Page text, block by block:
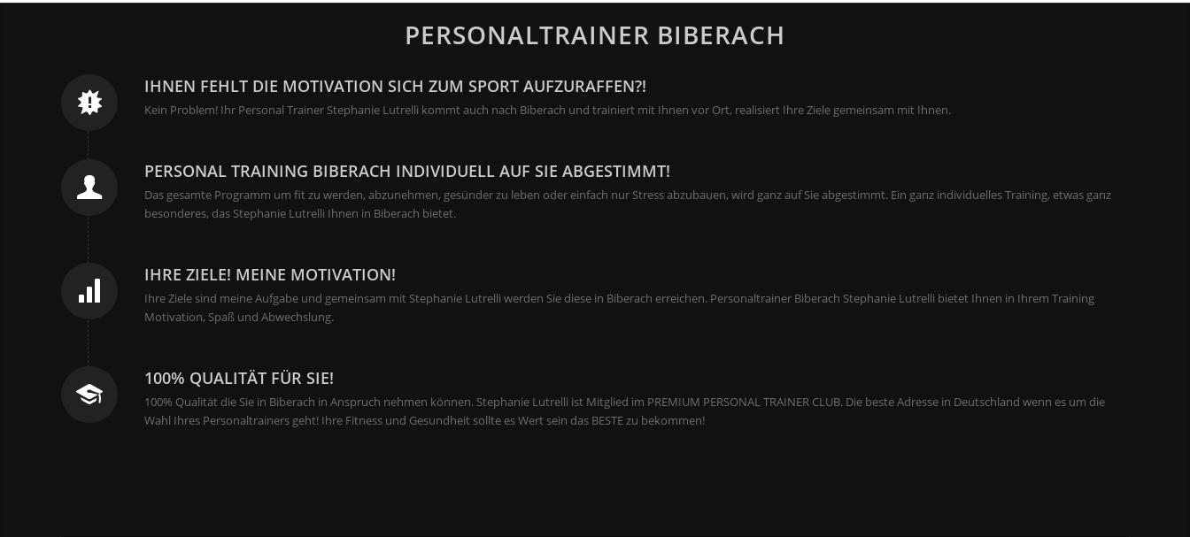
PERSONALTRAINER BIBERACH
IHNEN FEHLT DIE MOTIVATION SICH ZUM SPORT AUFZURAFFEN?!
Kein Problem! Ihr Personal Trainer Stephanie Lutrelli kommt auch nach Biberach und trainiert mit Ihnen vor Ort, realisiert Ihre Ziele gemeinsam mit Ihnen.
PERSONAL TRAINING BIBERACH INDIVIDUELL AUF SIE ABGESTIMMT!
Das gesamte Programm um fit zu werden, abzunehmen, gesünder zu leben oder einfach nur Stress abzubauen, wird ganz auf Sie abgestimmt. Ein ganz individuelles Training, etwas ganz
besonderes, das Stephanie Lutrelli Ihnen in Biberach bietet.
IHRE ZIELE! MEINE MOTIVATION!
Ihre Ziele sind meine Aufgabe und gemeinsam mit Stephanie Lutrelli werden Sie diese in Biberach erreichen. Personaltrainer Biberach Stephanie Lutrelli bietet Ihnen in Ihrem Training
Motivation, Spaß und Abwechslung.
100% QUALITÄT FÜR SIE!
100% Qualität die Sie in Biberach in Anspruch nehmen können. Stephanie Lutrelli ist Mitglied im PREMIUM PERSONAL TRAINER CLUB. Die beste Adresse in Deutschland wenn es um die
Wahl Ihres Personaltrainers geht! Ihre Fitness und Gesundheit sollte es Wert sein das BESTE zu bekommen!